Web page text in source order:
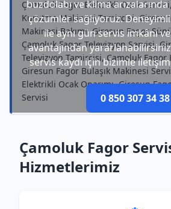
buzdolabı ve klima arızalarında
çözümler sağlıyoruz.
ile aynı gün servis imkânı
avantajından
servis kaydı için bizimle
0 850 307 34 38
Çamoluk Fagor Elektrikli Ocak
Kurutma Makinesi Tamircisi, Giresun
Makinesi Bakımı, Giresun Fagor
Çamoluk Fagor Televizyon Servisi,
Televizyon Tamircisi, Çamoluk Fagor
Giresun Fagor Bulaşık Makinesi
Elektrikli Ocak Onarımı, Giresun
Servisi
Çamoluk Fagor
Hizmetlerimiz